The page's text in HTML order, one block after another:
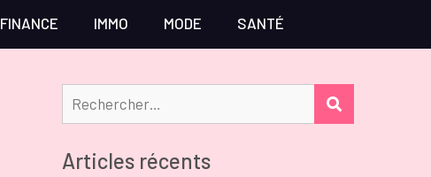
FINANCE IMMO MODE SANTÉ
Rechercher :
Articles récents